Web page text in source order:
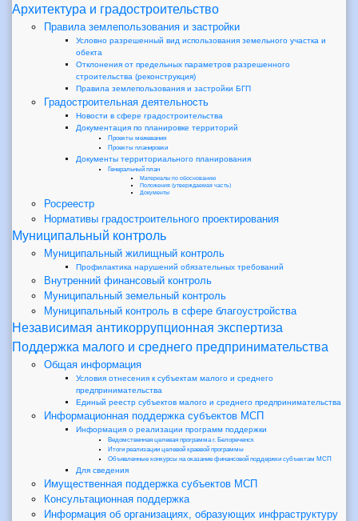
Архитектура и градостроительство
Правила землепользования и застройки
Условно разрешенный вид использования земельного участка и
обекта
Отклонения от предельных параметров разрешенного
строительства (реконструкция)
Правила землепользования и застройки БГП
Градостроительная деятельность
Новости в сфере градостроительства
Документация по планировке территорий
Проекты межевания
Проекты планировки
Документы территориального планирования
Генеральный план
Материалы по обоснованию
Положения (утверждаемая часть)
Документы
Росреестр
Нормативы градостроительного проектирования
Муниципальный контроль
Муниципальный жилищный контроль
Профилактика нарушений обязательных требований
Внутренний финансовый контроль
Муниципальный земельный контроль
Муниципальный контроль в сфере благоустройства
Независимая антикоррупционная экспертиза
Поддержка малого и среднего предпринимательства
Общая информация
Условия отнесения к субъектам малого и среднего
предпринимательства
Единый реестр субъектов малого и среднего предпринимательства
Информационная поддержка субъектов МСП
Информация о реализации программ поддержки
Ведомственная целевая программа г. Белореченск
Итоги реализации целевой краевой программы
Объявленные конкурсы на оказание финансовой поддержки субъектам МСП
Для сведения
Имущественная поддержка субъектов МСП
Консультационная поддержка
Информация об организациях, образующих инфраструктуру